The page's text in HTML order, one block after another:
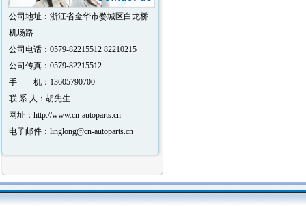
公司地址：浙江省金华市婺城区白龙桥
机场路
公司电话：0579-82215512 82210215
公司传真：0579-82215512
手 机：13605790700
联 系 人：胡先生
网址：http://www.cn-autoparts.cn
电子邮件：linglong@cn-autoparts.cn